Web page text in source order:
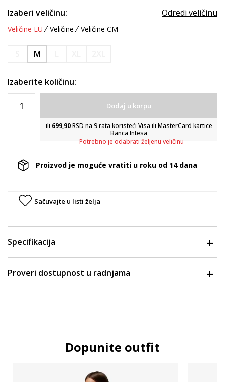
Izaberi veličinu: Odredi veličinu
Veličine EU Veličine Veličine CM
M
Izaberite količinu:
Dodaj u korpu
ili 699,90RSD na 9 rata koristeći Visa ili MasterCard kartice
Banca Intesa
Potrebno je odabrati željenu veličinu
Proizvod je moguće vratiti u roku od 14 dana
Sačuvajte u listi želja
Specifikacija
Proveri dostupnost u radnjama
Dopunite outfit